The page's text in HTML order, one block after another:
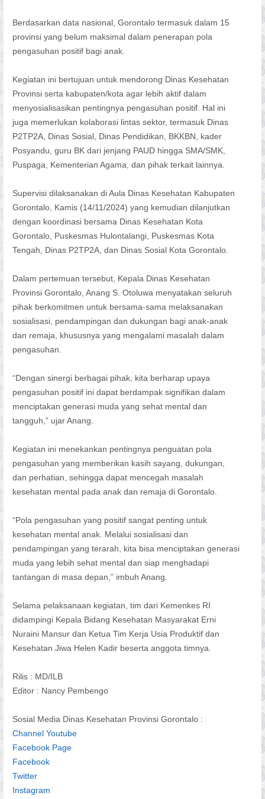
Berdasarkan data nasional, Gorontalo termasuk dalam 15
provinsi yang belum maksimal dalam penerapan pola
pengasuhan positif bagi anak.
Kegiatan ini bertujuan untuk mendorong Dinas Kesehatan
Provinsi serta kabupaten/kota agar lebih aktif dalam
menyosialisasikan pentingnya pengasuhan positif. Hal ini
juga memerlukan kolaborasi lintas sektor, termasuk Dinas
P2TP2A, Dinas Sosial, Dinas Pendidikan, BKKBN, kader
Posyandu, guru BK dari jenjang PAUD hingga SMA/SMK,
Puspaga, Kementerian Agama, dan pihak terkait lainnya.
Supervisi dilaksanakan di Aula Dinas Kesehatan Kabupaten
Gorontalo, Kamis (14/11/2024) yang kemudian dilanjutkan
dengan koordinasi bersama Dinas Kesehatan Kota
Gorontalo, Puskesmas Hulontalangi, Puskesmas Kota
Tengah, Dinas P2TP2A, dan Dinas Sosial Kota Gorontalo.
Dalam pertemuan tersebut, Kepala Dinas Kesehatan
Provinsi Gorontalo, Anang S. Otoluwa menyatakan seluruh
pihak berkomitmen untuk bersama-sama melaksanakan
sosialisasi, pendampingan dan dukungan bagi anak-anak
dan remaja, khususnya yang mengalami masalah dalam
pengasuhan.
“Dengan sinergi berbagai pihak, kita berharap upaya
pengasuhan positif ini dapat berdampak signifikan dalam
menciptakan generasi muda yang sehat mental dan
tangguh,” ujar Anang.
Kegiatan ini menekankan pentingnya penguatan pola
pengasuhan yang memberikan kasih sayang, dukungan,
dan perhatian, sehingga dapat mencegah masalah
kesehatan mental pada anak dan remaja di Gorontalo.
“Pola pengasuhan yang positif sangat penting untuk
kesehatan mental anak. Melalui sosialisasi dan
pendampingan yang terarah, kita bisa menciptakan generasi
muda yang lebih sehat mental dan siap menghadapi
tantangan di masa depan,” imbuh Anang.
Selama pelaksanaan kegiatan, tim dari Kemenkes RI
didampingi Kepala Bidang Kesehatan Masyarakat Erni
Nuraini Mansur dan Ketua Tim Kerja Usia Produktif dan
Kesehatan Jiwa Helen Kadir beserta anggota timnya.
Rilis : MD/ILB
Editor : Nancy Pembengo
Sosial Media Dinas Kesehatan Provinsi Gorontalo :
Channel Youtube
Facebook Page
Facebook
Twitter
Instagram